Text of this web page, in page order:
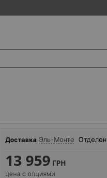
Доставка Эль-Монте
13 959 ГРН
цена с опциями